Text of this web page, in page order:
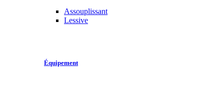
Assouplissant
Lessive
Équipement